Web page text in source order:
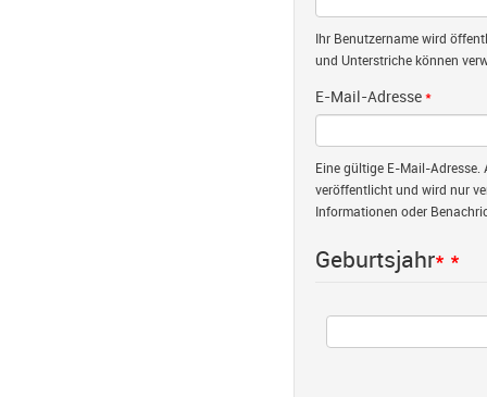
Ihr Benutzername wird
und Unterstriche können
E-Mail-Adresse *
Eine gültige E-Mail-Adresse.
veröffentlicht und wird nur
Informationen oder
Geburtsjahr* *